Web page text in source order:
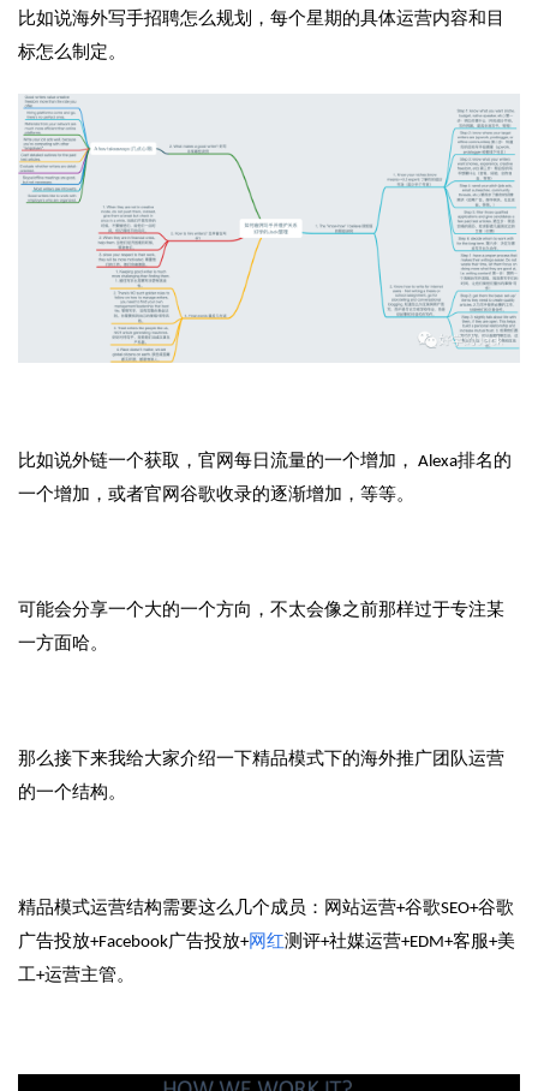
比如说海外写手招聘怎么规划，每个星期的具体运营内容和目
标怎么制定。
比如说外链一个获取，官网每日流量的一个增加， Alexa排名的
一个增加，或者官网谷歌收录的逐渐增加，等等。
可能会分享一个大的一个方向，不太会像之前那样过于专注某
一方面哈。
那么接下来我给大家介绍一下精品模式下的海外推广团队运营
的一个结构。
精品模式运营结构需要这么几个成员：网站运营+谷歌SEO+谷歌
广告投放+Facebook广告投放+网红 测评+社媒运营+EDM+客服+美
工+运营主管。